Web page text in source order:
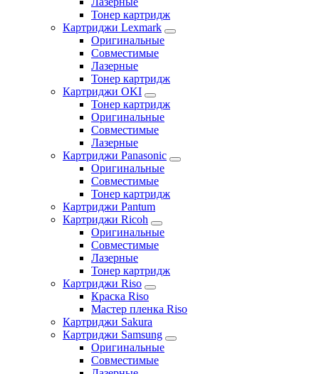
Тонер картридж
Картриджи Lexmark
Оригинальные
Совместимые
Лазерные
Тонер картридж
Картриджи OKI
Тонер картридж
Оригинальные
Совместимые
Лазерные
Картриджи Panasonic
Оригинальные
Совместимые
Тонер картридж
Картриджи Pantum
Картриджи Ricoh
Оригинальные
Совместимые
Лазерные
Тонер картридж
Картриджи Riso
Краска Riso
Мастер пленка Riso
Картриджи Sakura
Картриджи Samsung
Оригинальные
Совместимые